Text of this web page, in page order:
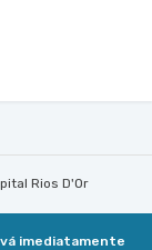
Rios D'Or
vá imediatamente